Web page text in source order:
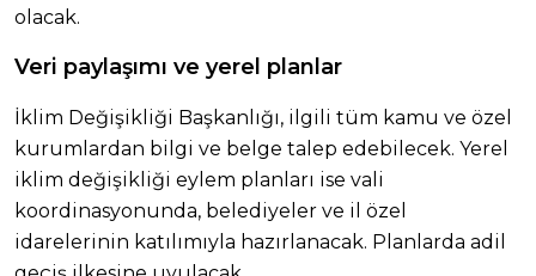
olacak.
Veri paylaşımı ve yerel planlar
İklim Değişikliği Başkanlığı, ilgili tüm kamu ve özel
kurumlardan bilgi ve belge talep edebilecek. Yerel
iklim değişikliği eylem planları ise vali
koordinasyonunda, belediyeler ve il özel
idarelerinin katılımıyla hazırlanacak. Planlarda adil